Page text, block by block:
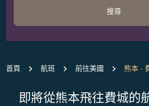
搜尋
首頁 航班 前往美國 熊本 -
即將從熊本飛往費城的
無符合您設定條件的票價，請調整篩